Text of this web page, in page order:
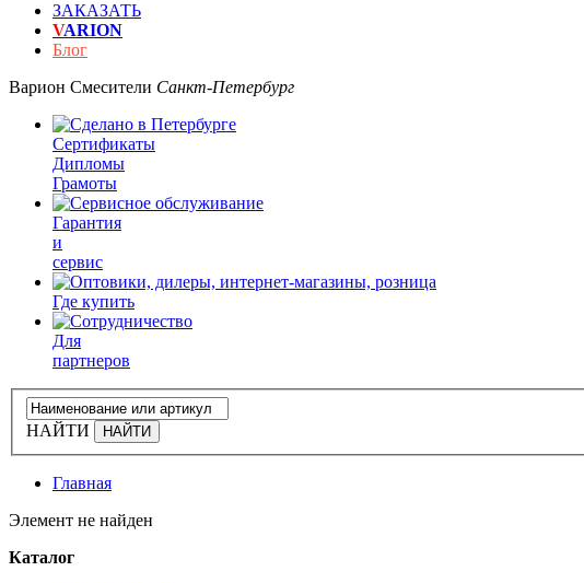
ЗАКАЗАТЬ
VARION
Блог
Варион Смесители Санкт-Петербург
Сертификаты
Дипломы
Грамоты
Гарантия
и
сервис
Где купить
Для
партнеров
НАЙТИ
Главная
Элемент не найден
Каталог